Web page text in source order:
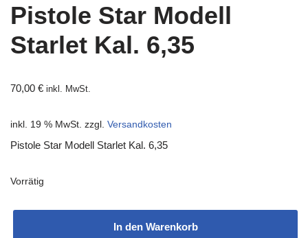
Pistole Star Modell
Starlet Kal. 6,35
70,00 € inkl. MwSt.
inkl. 19 % MwSt. zzgl. Versandkosten
Pistole Star Modell Starlet Kal. 6,35
Vorrätig
In den Warenkorb